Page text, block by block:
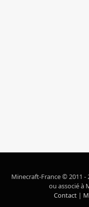
Minecraft-France © 2011 -
ou associé à
Contact |